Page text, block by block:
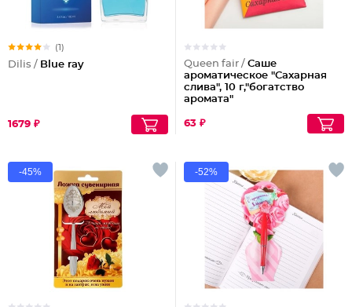
(1)
Dilis / Blue ray
1679 ₽
Queen fair / Саше
ароматическое "Сахарная
слива", 10 г,"богатство
аромата"
63 ₽
-45% -52%